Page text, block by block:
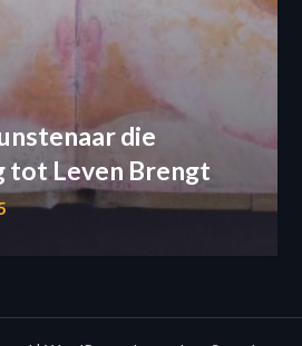
die
tot Leven Brengt